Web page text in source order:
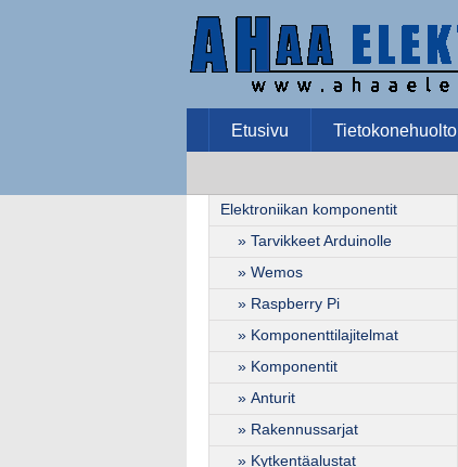
Etusivu Tietokonehuolto
Elektroniikan komponentit
» Tarvikkeet Arduinolle
» Wemos
» Raspberry Pi
» Komponenttilajitelmat
» Komponentit
» Anturit
» Rakennussarjat
» Kytkentäalustat